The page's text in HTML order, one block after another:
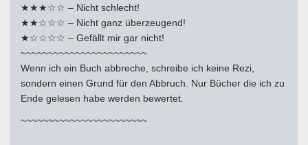
★★★☆☆ – Nicht schlecht!
★★☆☆☆ – Nicht ganz überzeugend!
★☆☆☆☆ – Gefällt mir gar nicht!
~~~~~~~~~~~~~~~~~~~~~~~
Wenn ich ein Buch abbreche, schreibe ich keine Rezi,
sondern einen Grund für den Abbruch. Nur Bücher die ich zu
Ende gelesen habe werden bewertet.
~~~~~~~~~~~~~~~~~~~~~~~